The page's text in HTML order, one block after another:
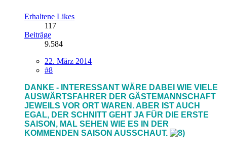
Erhaltene Likes
117
Beiträge
9.584
22. März 2014
#8
DANKE - INTERESSANT WÄRE DABEI WIE VIELE
AUSWÄRTSFAHRER DER GÄSTEMANNSCHAFT
JEWEILS VOR ORT WAREN. ABER IST AUCH
EGAL, DER SCHNITT GEHT JA FÜR DIE ERSTE
SAISON, MAL SEHEN WIE ES IN DER
KOMMENDEN SAISON AUSSCHAUT.